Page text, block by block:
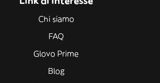
Chi siamo
FAQ
Glovo Prime
Blog